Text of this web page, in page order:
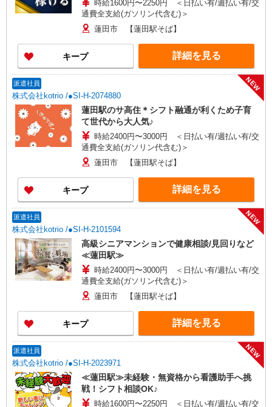
時給1600円〜2250円 ＜日払い有/週払い有/交
通費全支給(ガソリン代含む)＞
蓮田市 【蓮田駅そば】
キープ 詳細を見る
派遣社員
株式会社kotrio /●SI-H-2074880
NEW
蓮田駅のサ高住＊シフト融通が利くため子育
て世代から大人気♪
時給2400円〜3000円 ＜日払い有/週払い有/交
通費全支給(ガソリン代含む)＞
蓮田市 【蓮田駅そば】
キープ 詳細を見る
派遣社員
株式会社kotrio /●SI-H-2101594
NEW
高級シニアマンションで健康相談/見回りなど
≪蓮田駅≫
時給2400円〜3000円 ＜日払い有/週払い有/交
通費全支給(ガソリン代含む)＞
蓮田市 【蓮田駅そば】
キープ 詳細を見る
派遣社員
株式会社kotrio /●SI-H-2023971
NEW
≪蓮田駅≫未経験・無資格から看護助手へ挑
戦！シフト相談OK♪
時給1600円〜2250円 ＜日払い有/週払い有/交